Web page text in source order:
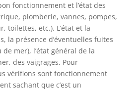
fonctionnement et l’état des
plomberie, vannes, pompes,
toilettes, etc.). L’état et la
la présence d’éventuelles fuites
mer), l’état général de la
des vaigrages. Pour
vérifions sont fonctionnement
sachant que c’est un